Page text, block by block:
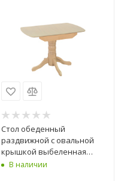
Стол обеденный
раздвижной с овальной
крышкой выбеленная
береза
В наличии